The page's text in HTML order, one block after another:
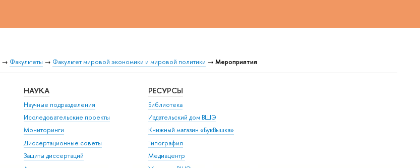
→ Факультеты → Факультет мировой экономики и мировой политики → Мероприятия
НАУКА
Научные подразделения
Исследовательские проекты
Мониторинги
Диссертационные советы
Защиты диссертаций
РЕСУРСЫ
Библиотека
Издательский дом ВШЭ
Книжный магазин «БукВышка»
Типография
Медиацентр